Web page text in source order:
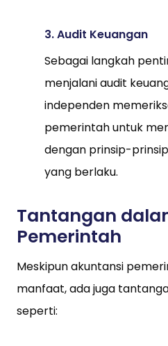
3. Audit Keuangan
Sebagai langkah
menjalani audit
independen
pemerintah untuk
dengan prinsip-
yang berlaku.
Tantangan
Pemerintah
Meskipun akuntansi
manfaat, ada juga
seperti: